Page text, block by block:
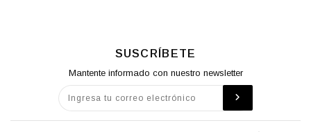
SUSCRÍBETE
Mantente informado con nuestro newsletter